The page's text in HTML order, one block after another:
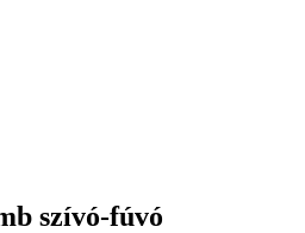
szívó-fúvó